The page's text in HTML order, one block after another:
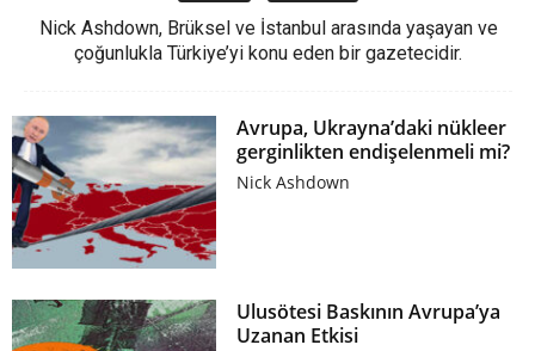
Nick Ashdown, Brüksel ve İstanbul arasında yaşayan ve
çoğunlukla Türkiye’yi konu eden bir gazetecidir.
Avrupa, Ukrayna’daki nükleer
gerginlikten endişelenmeli mi?
Nick Ashdown
Ulusötesi Baskının Avrupa’ya
Uzanan Etkisi